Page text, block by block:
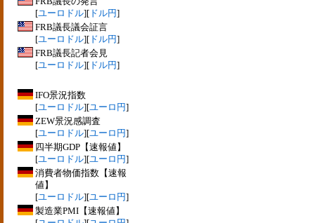
[ユーロドル][ ドル円]
FRB議長議会証言
[ユーロドル][ ドル円]
FRB議長記者会見
[ユーロドル][ ドル円]
IFO景況指数
[ユーロドル][ユーロ円]
ZEW景況感調査
[ユーロドル][ユーロ円]
四半期GDP【速報値】
[ユーロドル][ユーロ円]
消費者物価指数【速報
値】
[ユーロドル][ユーロ円]
製造業PMI【速報値】